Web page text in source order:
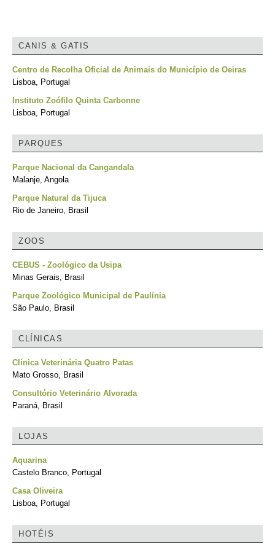
CANIS & GATIS
Centro de Recolha Oficial de Animais do Município de Oeiras
Lisboa, Portugal
Instituto Zoófilo Quinta Carbonne
Lisboa, Portugal
PARQUES
Parque Nacional da Cangandala
Malanje, Angola
Parque Natural da Tijuca
Rio de Janeiro, Brasil
ZOOS
CEBUS - Zoológico da Usipa
Minas Gerais, Brasil
Parque Zoológico Municipal de Paulínia
São Paulo, Brasil
CLÍNICAS
Clínica Veterinária Quatro Patas
Mato Grosso, Brasil
Consultório Veterinário Alvorada
Paraná, Brasil
LOJAS
Aquarina
Castelo Branco, Portugal
Casa Oliveira
Lisboa, Portugal
HOTÉIS